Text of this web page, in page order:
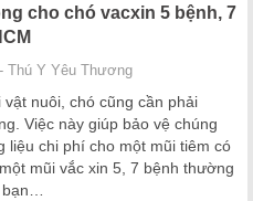
cho chó vacxin 5 bệnh, 7
Thú Y Yêu Thương
vật nuôi, chó cũng cần phải
Việc này giúp bảo vệ chúng
liệu chi phí cho một mũi tiêm có
mũi vắc xin 5, 7 bệnh thường